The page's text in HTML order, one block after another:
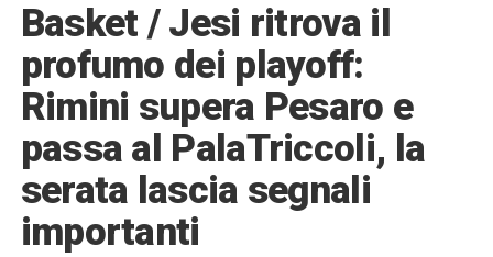
Basket / Jesi ritrova il
profumo dei playoff:
Rimini supera Pesaro e
passa al PalaTriccoli, la
serata lascia segnali
importanti